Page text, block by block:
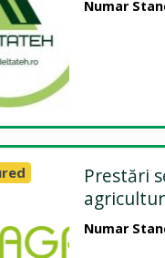
Numar
Prestări
Numar